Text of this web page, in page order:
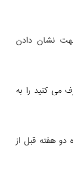
نشان دادن
می کنید را به
هفته قبل از